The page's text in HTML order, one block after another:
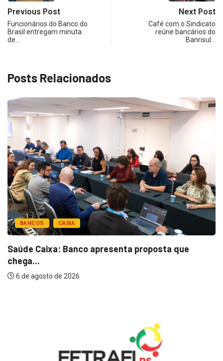
Previous Post
Funcionários do Banco do
Brasil entregam minuta
de…
Next Post
Café com o Sindicato
reúne bancários do
Banrisul…
Posts Relacionados
BANCOS CAIXA
Saúde Caixa: Banco apresenta proposta que
chega...
6 de agosto de 2026